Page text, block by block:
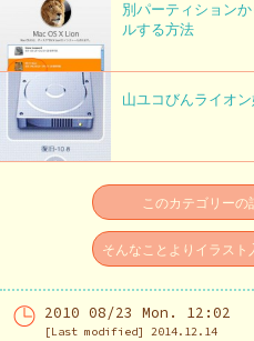
別パーティション
ルする方法
山ユコびんライオ
このカテゴリーの
そんなことよりイラスト
2010 08/23 Mon. 12:02
[Last modified] 2014.12.14